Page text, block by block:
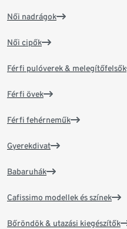
Női nadrágok
Női cipők
Férfi pulóverek & melegítőfelsők
Férfi övek
Férfi fehérneműk
Gyerekdivat
Babaruhák
Cafissimo modellek és színek
Bőröndök & utazási kiegészítők